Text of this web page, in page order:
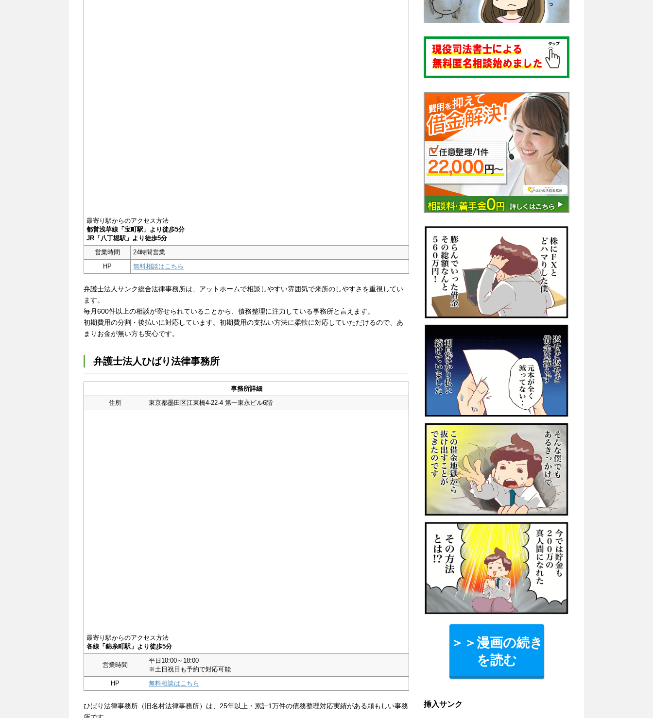
最寄り駅からのアクセス方法
都営浅草線「宝町駅」より徒歩5分
JR「八丁堀駅」より徒歩5分
営業時間
24時間営業
HP
無料相談はこちら
弁護士法人サンク総合法律事務所は、アットホームで相談しやすい雰囲気で来所のしやすさを重視してい
ます。
毎月600件以上の相談が寄せられていることから、債務整理に注力している事務所と言えます。
初期費用の分割・後払いに対応しています。初期費用の支払い方法に柔軟に対応していただけるので、あ
まりお金が無い方も安心です。
弁護士法人ひばり法律事務所
事務所詳細
住所
東京都墨田区江東橋4-22-4 第一東永ビル6階
最寄り駅からのアクセス方法
各線「錦糸町駅」より徒歩5分
営業時間
平日10:00～18:00
※土日祝日も予約で対応可能
HP
無料相談はこちら
ひばり法律事務所（旧名村法律事務所）は、25年以上・累計1万件の債務整理対応実績がある頼もしい事務
＞＞漫画の続き
を読む
挿入サンク